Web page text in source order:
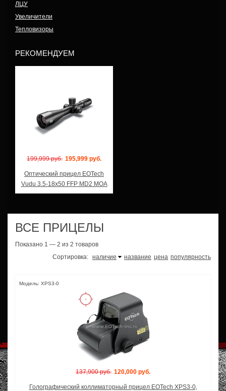
ЛЦУ
Увеличители
Тепловизоры
РЕКОМЕНДУЕМ
199,999 руб. 195,999 руб.
Оптический прицел EOTech
Vudu 3.5-18x50 FFP MD2 MOA
ВСЕ ПРИЦЕЛЫ
Показано 1 — 2 из 2 товаров
Сортировка: наличие название цена популярность
Модель: XPS3-0
137,900 руб. 120,000 руб.
Голографический коллиматорный прицел EOTech XPS3-0,